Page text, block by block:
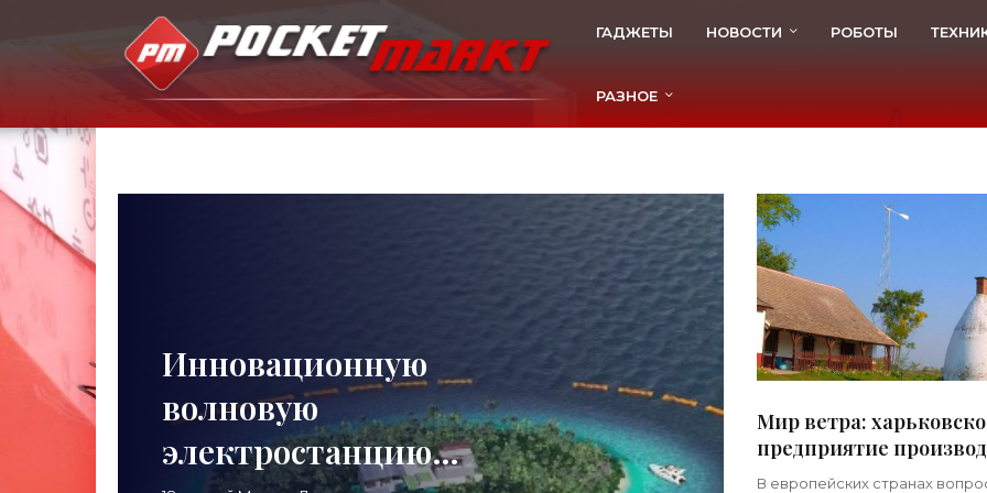
ГАДЖЕТЫ НОВОСТИ РОБОТЫ
РАЗНОЕ
Инновационную
волновую
электростанцию
Мир ветра:
предприятие
уникальные и
В европейских странах